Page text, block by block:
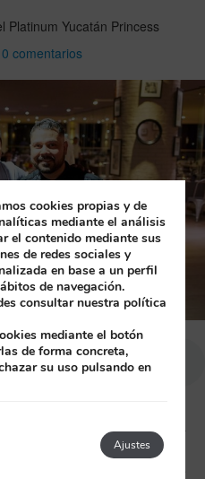
Platinum Yucatán Princess
0 comentarios
los
gastronómica durante la Cena
Platinum Yucatán Princess
cookies propias y de
mediante el análisis
el contenido mediante sus
de redes sociales y
en base a un perfil
de navegación.
consultar nuestra política
mediante el botón
de forma concreta,
su uso pulsando en
Ajustes